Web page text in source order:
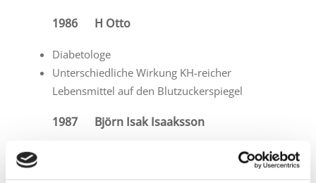
1986 H Otto
Diabetologe
Unterschiedliche Wirkung KH-reicher
Lebensmittel auf den Blutzuckerspiegel
1987 Björn Isak Isaaksson